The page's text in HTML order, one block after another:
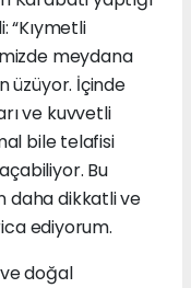
“Kıymetli
meydana
üzüyor. İçinde
ve kuvvetli
bile telafisi
Bu
daha dikkatli ve
ediyorum.
ve doğal